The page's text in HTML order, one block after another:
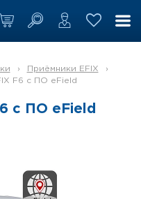
› Приёмники EFIX
›
F6 с ПО eField
с ПО eField